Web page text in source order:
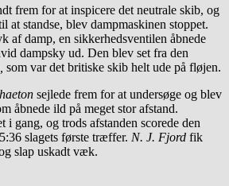
frem for at inspicere det neutrale skib, og
at standse, blev dampmaskinen stoppet.
af damp, en sikkerhedsventilen åbnede
dampsky ud. Den blev set fra den
som var det britiske skib helt ude på fløjen.
sejlede frem for at undersøge og blev
åbnede ild på meget stor afstand.
i gang, og trods afstanden scorede den
slagets første træffer. N. J. Fjord fik
slap uskadt væk.